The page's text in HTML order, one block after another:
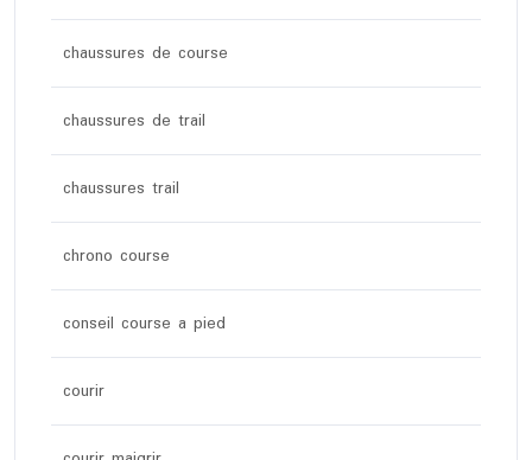
chaussures de course
chaussures de trail
chaussures trail
chrono course
conseil course a pied
courir